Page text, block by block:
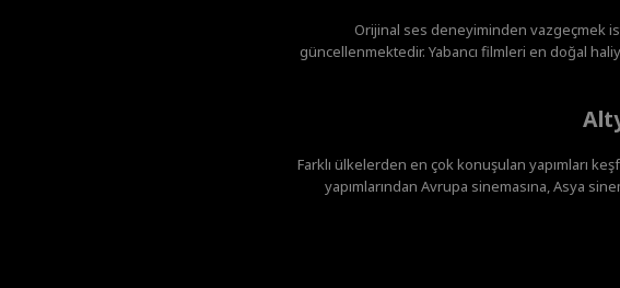
Orijinal ses deneyiminden vazgeçmek
güncellenmektedir. Yabancı filmleri en doğal
Farklı ülkelerden en çok konuşulan yapımları
yapımlarından Avrupa sinemasına, Asya